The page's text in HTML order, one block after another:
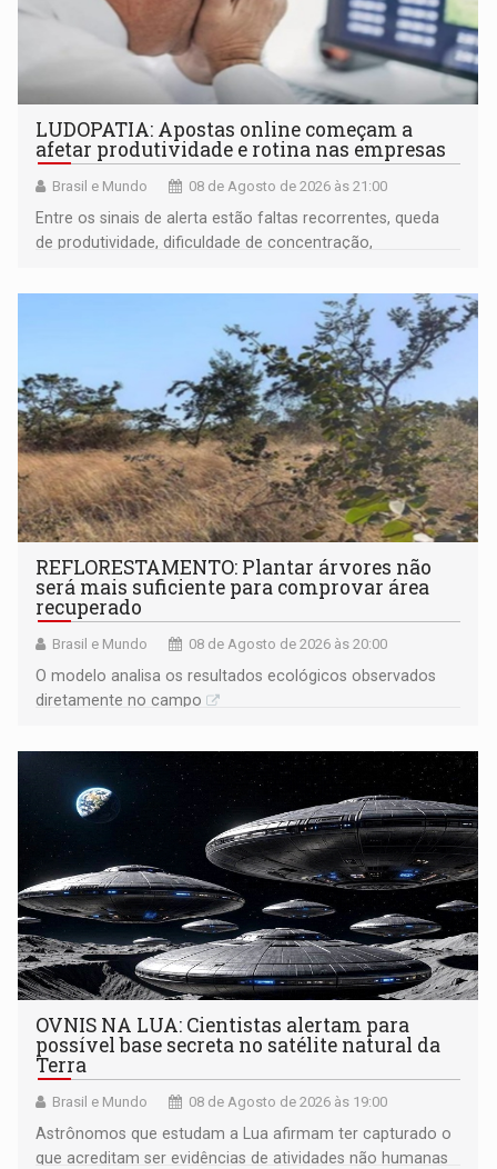
LUDOPATIA: Apostas online começam a
afetar produtividade e rotina nas empresas
Brasil e Mundo 08 de Agosto de 2026 às 21:00
Entre os sinais de alerta estão faltas recorrentes, queda
de produtividade, dificuldade de concentração,
REFLORESTAMENTO: Plantar árvores não
será mais suficiente para comprovar área
recuperado
Brasil e Mundo 08 de Agosto de 2026 às 20:00
O modelo analisa os resultados ecológicos observados
diretamente no campo
OVNIS NA LUA: Cientistas alertam para
possível base secreta no satélite natural da
Terra
Brasil e Mundo 08 de Agosto de 2026 às 19:00
Astrônomos que estudam a Lua afirmam ter capturado o
que acreditam ser evidências de atividades não humanas